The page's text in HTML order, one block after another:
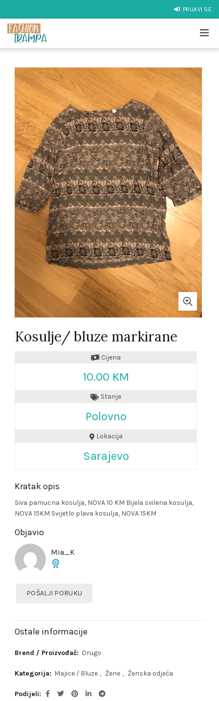
PRIJAVI SE
Kosulje/ bluze markirane
Cijena
10.00 KM
Stanje
Polovno
Lokacija
Sarajevo
Kratak opis
Siva pamucna kosulja, NOVA 10 KM Bijela svilena kosulja,
NOVA 15KM Svijetlo plava kosulja, NOVA 15KM
Objavio
Mia_K
POŠALJI PORUKU
Ostale informacije
Brend / Proizvođač: Drugo
Kategorija: Majice / Bluze , Žene , Ženska odjeća
Podijeli